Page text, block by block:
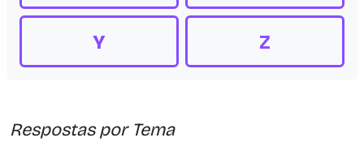
Y Z
Respostas por Tema